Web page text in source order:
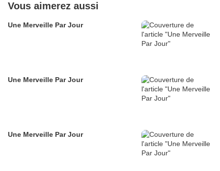
Vous aimerez aussi
Une Merveille Par Jour
Une Merveille Par Jour
Une Merveille Par Jour